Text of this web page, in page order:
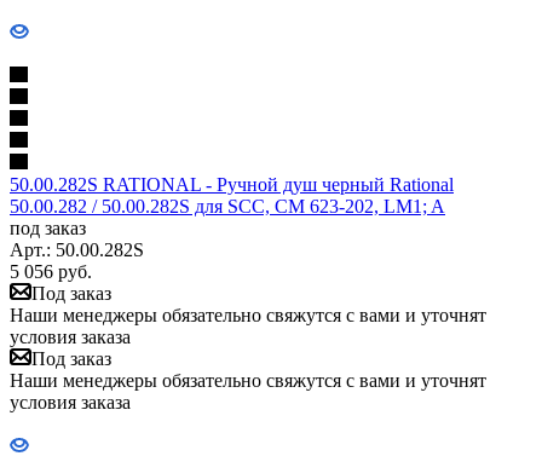
50.00.282S RATIONAL - Ручной душ черный Rational
50.00.282 / 50.00.282S для SCC, CM 623-202, LM1; A
под заказ
Арт.: 50.00.282S
5 056 руб.
Под заказ
Наши менеджеры обязательно свяжутся с вами и уточнят
условия заказа
Под заказ
Наши менеджеры обязательно свяжутся с вами и уточнят
условия заказа